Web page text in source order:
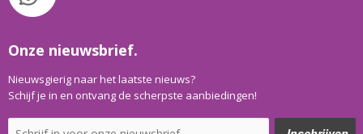
Onze nieuwsbrief.
Nieuwsgierig naar het laatste nieuws?
Schijf je in en ontvang de scherpste aanbiedingen!